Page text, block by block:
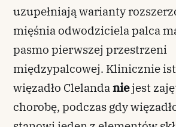
uzupełniają warianty
mięśnia odwodziciela palca
pasmo pierwszej przestrzeni
międzypalcowej. Klinicznie
więzadło Clelandaniejest
chorobę, podczas gdy